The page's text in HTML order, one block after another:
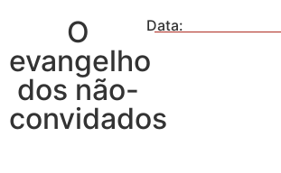
O
evangelho
dos não-
convidados
Data: